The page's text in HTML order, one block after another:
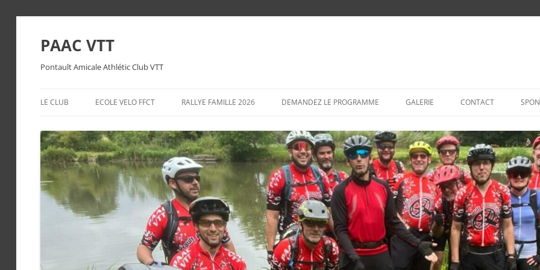
PAAC VTT
Pontault Amicale Athlétic Club VTT
au
LE CLUB ECOLE VELO FFCT RALLYE FAMILLE 2026 DEMANDEZ LE PROGRAMME GALERIE CONTACT